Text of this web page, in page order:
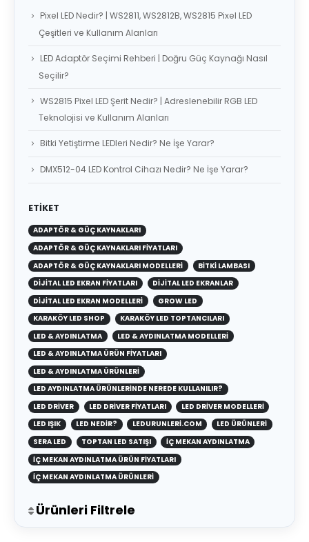
Pixel LED Nedir? | WS2811, WS2812B, WS2815 Pixel LED
Çeşitleri ve Kullanım Alanları
LED Adaptör Seçimi Rehberi | Doğru Güç Kaynağı Nasıl
Seçilir?
WS2815 Pixel LED Şerit Nedir? | Adreslenebilir RGB LED
Teknolojisi ve Kullanım Alanları
Bitki Yetiştirme LEDleri Nedir? Ne İşe Yarar?
DMX512-04 LED Kontrol Cihazı Nedir? Ne İşe Yarar?
ETIKET
ADAPTÖR & GÜÇ KAYNAKLARI
ADAPTÖR & GÜÇ KAYNAKLARI FIYATLARI
ADAPTÖR & GÜÇ KAYNAKLARI MODELLERI
BITKI LAMBASI
DIJITAL LED EKRAN FIYATLARI
DIJITAL LED EKRANLAR
DIJITAL LED EKRAN MODELLERI
GROW LED
KARAKÖY LED SHOP
KARAKÖY LED TOPTANCILARI
LED & AYDINLATMA
LED & AYDINLATMA MODELLERI
LED & AYDINLATMA ÜRÜN FIYATLARI
LED & AYDINLATMA ÜRÜNLERI
LED AYDINLATMA ÜRÜNLERINDE NEREDE KULLANILIR?
LED DRIVER
LED DRIVER FIYATLARI
LED DRIVER MODELLERI
LED IŞIK
LED NEDIR? LEDURUNLERI.COM
LED ÜRÜNLERI
SERA LED
TOPTAN LED SATIŞI
İÇ MEKAN AYDINLATMA
İÇ MEKAN AYDINLATMA ÜRÜN FIYATLARI
İÇ MEKAN AYDINLATMA ÜRÜNLERI
Ürünleri Filtrele